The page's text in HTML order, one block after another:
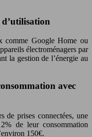
comme Google Home ou
électroménagers par
la gestion de l’énergie au
avec
de prises connectées, une
de leur consommation
150€.